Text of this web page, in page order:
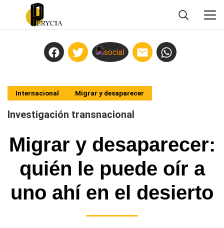
Internacional Migrar y desaparecer
Investigación transnacional
Migrar y desaparecer:
quién le puede oír a
uno ahí en el desierto